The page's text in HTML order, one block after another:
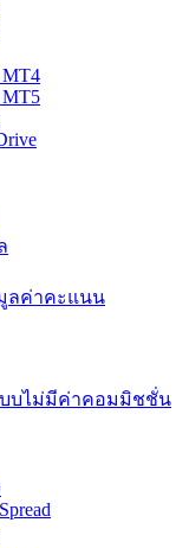
MT4
MT5
ลค่าคะแนน
บบไม่มีค่าคอมมิชชั่น